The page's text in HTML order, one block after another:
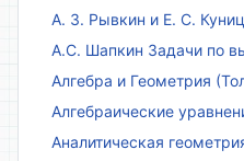
А. З. Рывкин и Е. С.
А.С. Шапкин Задачи по
Алгебра и Геометрия
Алгебраические
Аналитическая